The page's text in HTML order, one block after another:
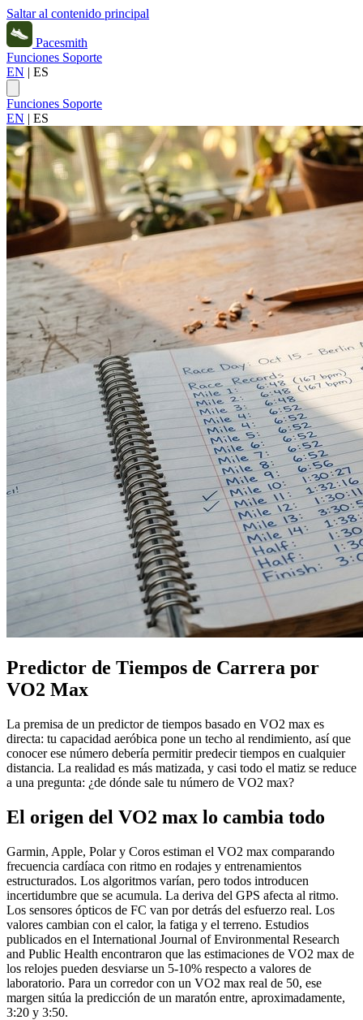
Saltar al contenido principal
Pacesmith
Funciones Soporte
EN | ES
Funciones Soporte
EN | ES
Predictor de Tiempos de Carrera por
VO2 Max
La premisa de un predictor de tiempos basado en VO2 max es
directa: tu capacidad aeróbica pone un techo al rendimiento, así que
conocer ese número debería permitir predecir tiempos en cualquier
distancia. La realidad es más matizada, y casi todo el matiz se reduce
a una pregunta: ¿de dónde sale tu número de VO2 max?
El origen del VO2 max lo cambia todo
Garmin, Apple, Polar y Coros estiman el VO2 max comparando
frecuencia cardíaca con ritmo en rodajes y entrenamientos
estructurados. Los algoritmos varían, pero todos introducen
incertidumbre que se acumula. La deriva del GPS afecta al ritmo.
Los sensores ópticos de FC van por detrás del esfuerzo real. Los
valores cambian con el calor, la fatiga y el terreno. Estudios
publicados en el International Journal of Environmental Research
and Public Health encontraron que las estimaciones de VO2 max de
los relojes pueden desviarse un 5-10% respecto a valores de
laboratorio. Para un corredor con un VO2 max real de 50, ese
margen sitúa la predicción de un maratón entre, aproximadamente,
3:20 y 3:50.